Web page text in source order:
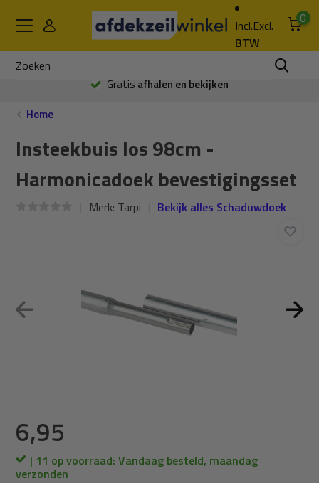
Incl.Excl.
BTW
0
Gratis afhalen en bekijken
Home
Insteekbuis los 98cm -
Harmonicadoek bevestigingsset
Merk: Tarpi Bekijk alles Schaduwdoek
6,95
| 11 op voorraad: Vandaag besteld, maandag
verzonden